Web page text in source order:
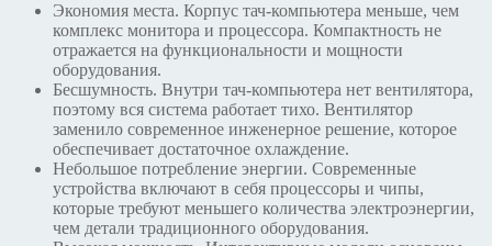
Экономия места. Корпус тач-компьютера меньше, чем
комплекс монитора и процессора. Компактность не
отражается на функциональности и мощности
оборудования.
Бесшумность. Внутри тач-компьютера нет вентилятора,
поэтому вся система работает тихо. Вентилятор
заменило современное инженерное решение, которое
обеспечивает достаточное охлаждение.
Небольшое потребление энергии. Современные
устройства включают в себя процессоры и чипы,
которые требуют меньшего количества электроэнергии,
чем детали традиционного оборудования.